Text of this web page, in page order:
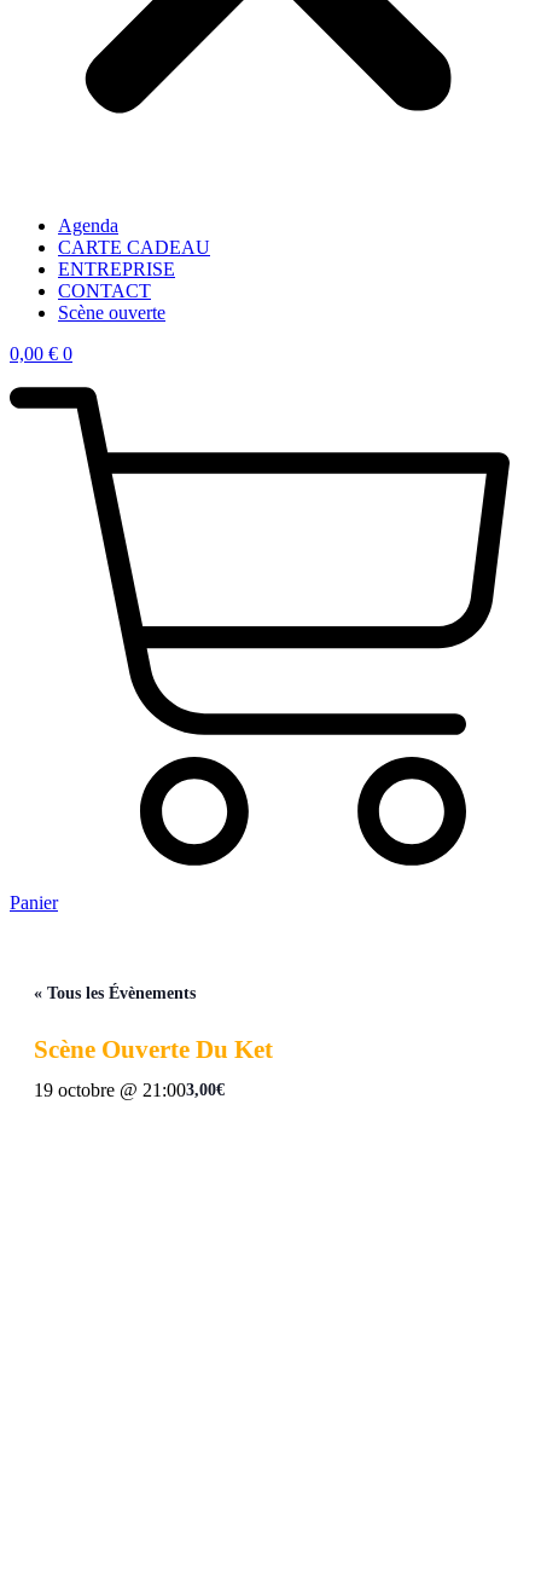
Agenda
CARTE CADEAU
ENTREPRISE
CONTACT
Scène ouverte
0,00 € 0
Panier
« Tous les Évènements
Scène Ouverte Du Ket
19 octobre @ 21:003,00€